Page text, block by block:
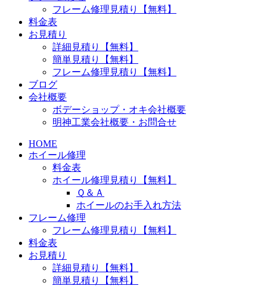
フレーム修理見積り【無料】
料金表
お見積り
詳細見積り【無料】
簡単見積り【無料】
フレーム修理見積り【無料】
ブログ
会社概要
ボデーショップ・オキ会社概要
明神工業会社概要・お問合せ
HOME
ホイール修理
料金表
ホイール修理見積り【無料】
Ｑ＆Ａ
ホイールのお手入れ方法
フレーム修理
フレーム修理見積り【無料】
料金表
お見積り
詳細見積り【無料】
簡単見積り【無料】